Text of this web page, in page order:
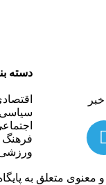
دسته
سیاسی
فرهنگ
متعلق به